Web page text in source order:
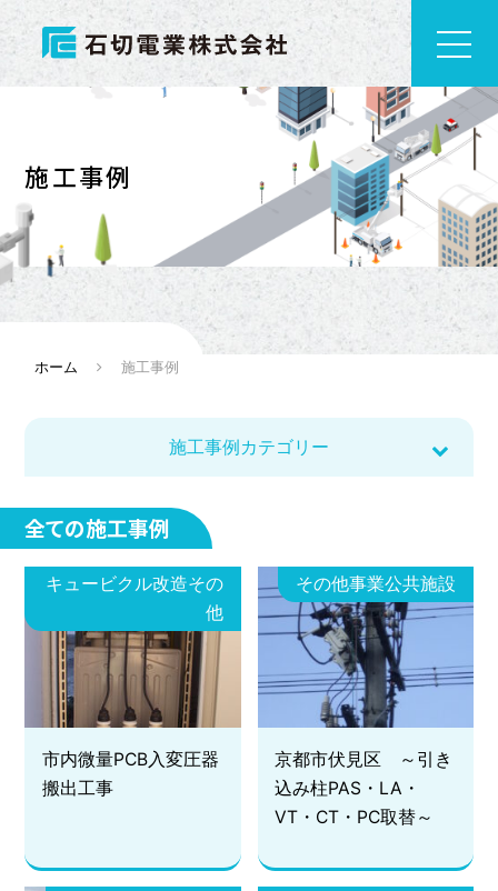
施工事例
ホーム 施工事例
施工事例カテゴリー
全ての施工事例
キュービクル塗
装
キュービクル改
造
その他事業 盤の製作
電気室改造
建物別・施設別実績
ビル
公共施設 商業施設
全ての施工事例
キュービクル改造その
他
市内微量PCB入変圧器
搬出工事
その他事業公共施設
京都市伏見区 ～引き
込み柱PAS・LA・
VT・CT・PC取替～